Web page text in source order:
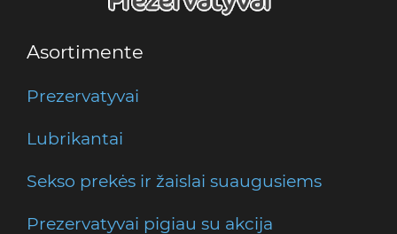
Asortimente
Prezervatyvai
Lubrikantai
Sekso prekės ir žaislai suaugusiems
Prezervatyvai pigiau su akcija